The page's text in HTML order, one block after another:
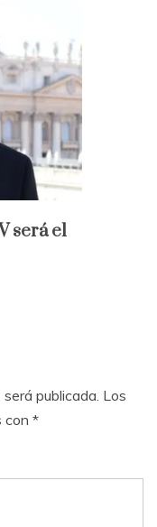
será el
publicada. Los
con *